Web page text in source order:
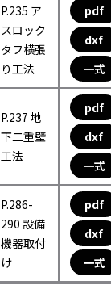
P.235 ア
スロック
タフ横張
り工法
pdf
dxf
一式
P.237 地
下二重壁
工法
pdf
dxf
一式
P.286-
290 設備
機器取付
け
pdf
dxf
一式